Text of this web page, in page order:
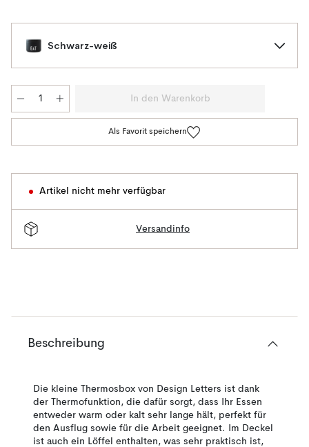
Schwarz-weiß
In den Warenkorb
Als Favorit speichern
Artikel nicht mehr verfügbar
Versandinfo
Beschreibung
Die kleine Thermosbox von Design Letters ist dank
der Thermofunktion, die dafür sorgt, dass Ihr Essen
entweder warm oder kalt sehr lange hält, perfekt für
den Ausflug sowie für die Arbeit geeignet. Im Deckel
ist auch ein Löffel enthalten, was sehr praktisch ist,